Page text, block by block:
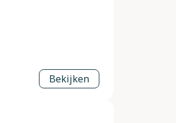
Bekijken